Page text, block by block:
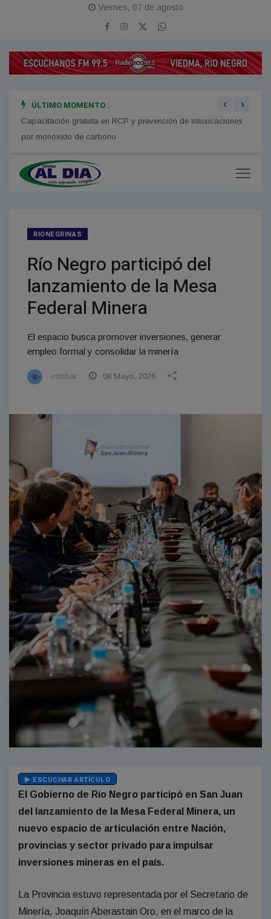
Viernes, 07 de agosto
ÚLTIMO MOMENTO :
Capacitación gratuita en RCP y prevención de intoxicaciones
por monóxido de carbono
‹ ›
RIONEGRINAS
Río Negro participó del
lanzamiento de la Mesa
Federal Minera
El espacio busca promover inversiones, generar
empleo formal y consolidar la minería
mtobar 08 Mayo, 2026
ESCUCHAR ARTÍCULO
El Gobierno de Río Negro participó en San Juan
del lanzamiento de la Mesa Federal Minera, un
nuevo espacio de articulación entre Nación,
provincias y sector privado para impulsar
inversiones mineras en el país.
La Provincia estuvo representada por el Secretario de
Minería, Joaquín Aberastain Oro, en el marco de la